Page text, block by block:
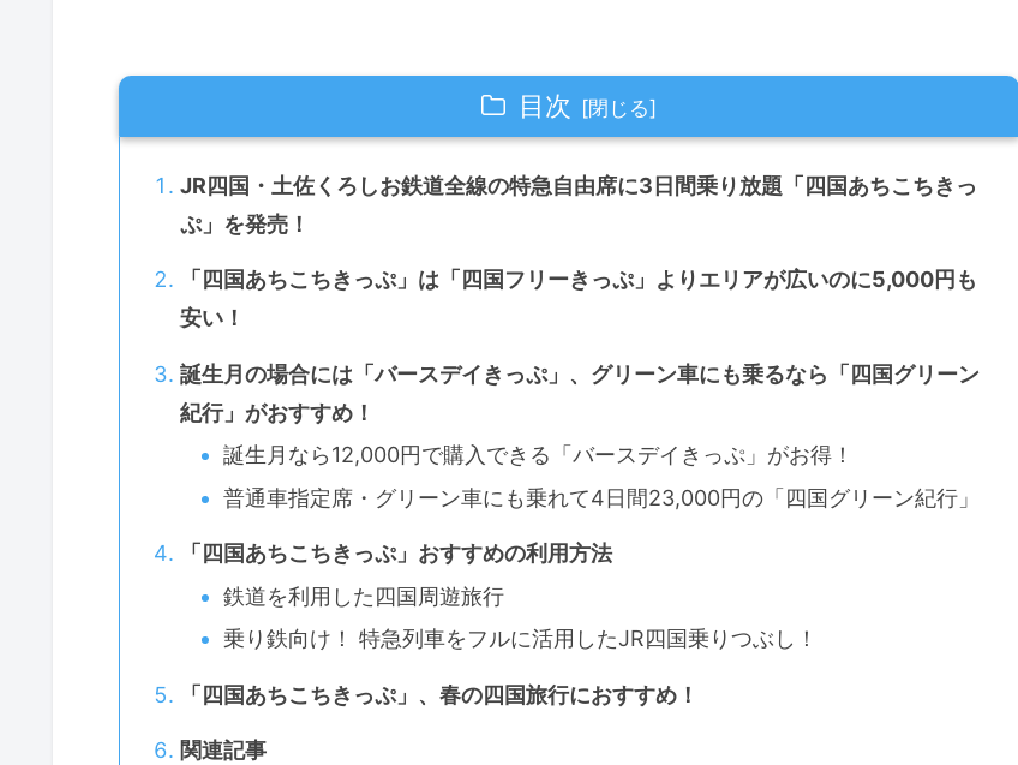
目次
JR四国・土佐くろしお鉄道全線の特急自由席に3日間乗り放題「四国あちこちきっ
ぷ」を発売！
「四国あちこちきっぷ」は「四国フリーきっぷ」よりエリアが広いのに5,000円も
安い！
誕生月の場合には「バースデイきっぷ」、グリーン車にも乗るなら「四国グリーン
紀行」がおすすめ！
誕生月なら12,000円で購入できる「バースデイきっぷ」がお得！
普通車指定席・グリーン車にも乗れて4日間23,000円の「四国グリーン紀行」
「四国あちこちきっぷ」おすすめの利用方法
鉄道を利用した四国周遊旅行
乗り鉄向け！ 特急列車をフルに活用したJR四国乗りつぶし！
「四国あちこちきっぷ」、春の四国旅行におすすめ！
関連記事